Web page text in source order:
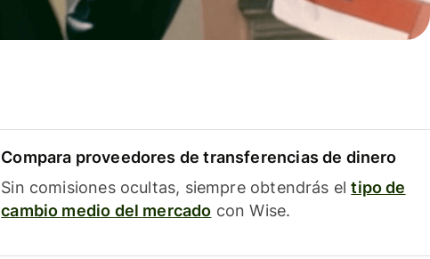
Compara proveedores de transferencias de dinero
Sin comisiones ocultas, siempre obtendrás eltipo de
cambio medio del mercado con Wise.